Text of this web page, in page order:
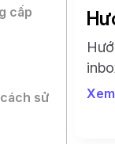
cấp
sử